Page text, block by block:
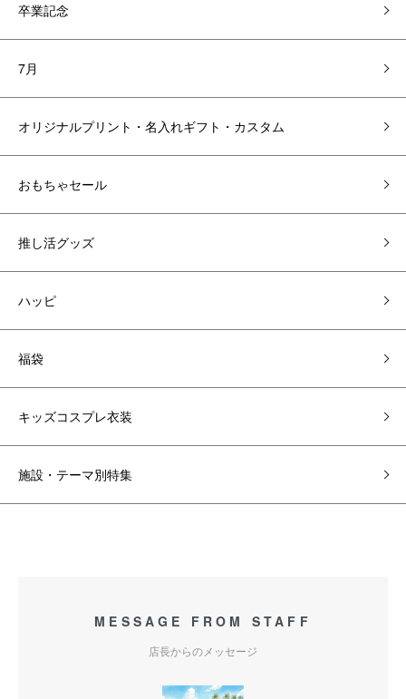
卒業記念
7月
オリジナルプリント・名入れギフト・カスタム
おもちゃセール
推し活グッズ
ハッピ
福袋
キッズコスプレ衣装
施設・テーマ別特集
MESSAGE FROM STAFF
店長からのメッセージ